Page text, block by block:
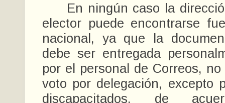
En ningún caso la
elector puede encontrarse
nacional, ya que la
debe ser entregada
por el personal de Correos,
voto por delegación, excepto
discapacitados, de